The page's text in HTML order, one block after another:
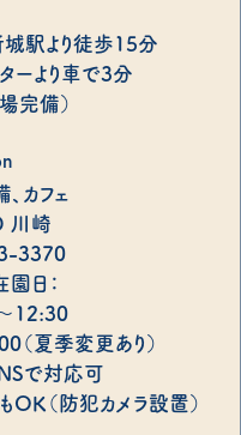
駅より徒歩15分
ーより車で3分
完備）
カフェ
川崎
3370
園日：
12:30
夏季変更あり）
で対応可
（防犯カメラ設置）